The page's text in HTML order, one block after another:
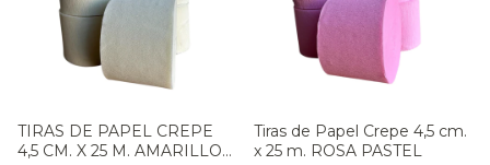
TIRAS DE PAPEL CREPE
4,5 CM. X 25 M. AMARILLO
Tiras de Papel Crepe 4,5 cm.
x 25 m. ROSA PASTEL